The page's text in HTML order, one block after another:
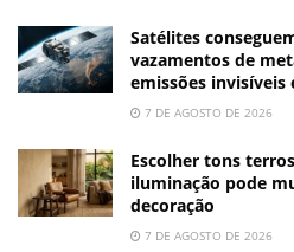
Satélites
vazamentos de
emissões
7 DE AGOSTO DE 2026
Escolher tons
iluminação pode
decoração
7 DE AGOSTO DE 2026